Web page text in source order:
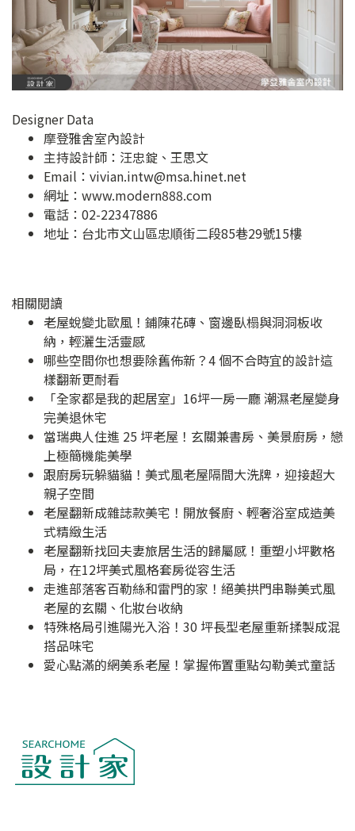
Designer Data
摩登雅舍室內設計
主持設計師：汪忠錠、王思文
Email： vivian.intw@msa.hinet.net
網址： www.modern888.com
電話：02-22347886
地址： 台北市文山區忠順街二段85巷29號15樓
相關閱讀
老屋蛻變北歐風！鋪陳花磚、窗邊臥榻與洞洞板收
納，輕灑生活靈感
哪些空間你也想要除舊佈新？4 個不合時宜的設計這
樣翻新更耐看
「全家都是我的起居室」16坪一房一廳 潮濕老屋變身
完美退休宅
當瑞典人住進 25 坪老屋！玄關兼書房、美景廚房，戀
上極簡機能美學
跟廚房玩躲貓貓！美式風老屋隔間大洗牌，迎接超大
親子空間
老屋翻新成雜誌款美宅！開放餐廚、輕奢浴室成造美
式精緻生活
老屋翻新找回夫妻旅居生活的歸屬感！重塑小坪數格
局，在12坪美式風格套房從容生活
走進部落客百勒絲和雷門的家！絕美拱門串聯美式風
老屋的玄關、化妝台收納
特殊格局引進陽光入浴！30 坪長型老屋重新揉製成混
搭品味宅
愛心點滿的網美系老屋！掌握佈置重點勾勒美式童話